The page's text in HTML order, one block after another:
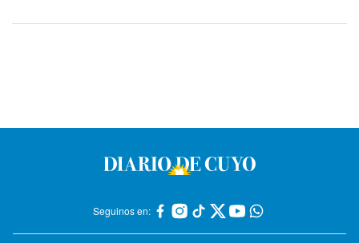
Seguinos en: